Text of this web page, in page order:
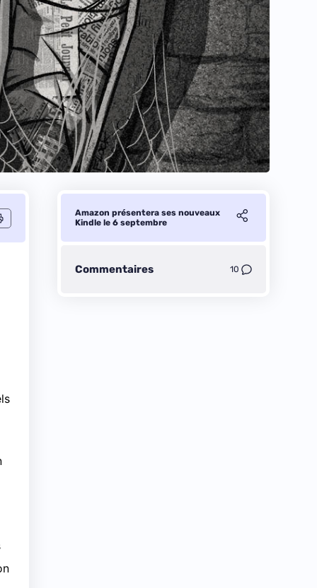
Amazon présentera ses nouveaux
Kindle le 6 septembre
Commentaires 10